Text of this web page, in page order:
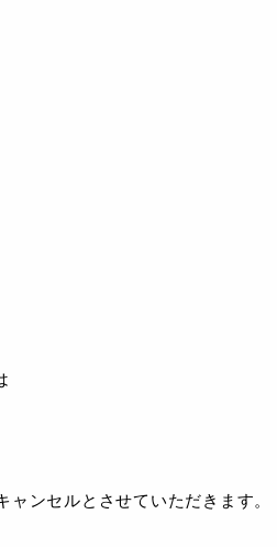
ンセルとさせていただきます。